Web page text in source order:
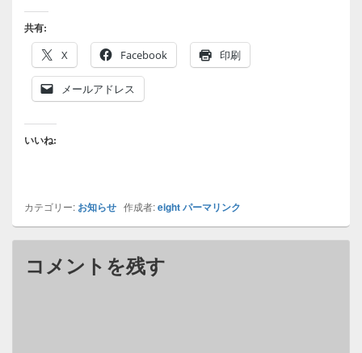
共有:
X
Facebook 印刷
メールアドレス
いいね:
カテゴリー: お知らせ 作成者:eightパーマリンク
コメントを残す